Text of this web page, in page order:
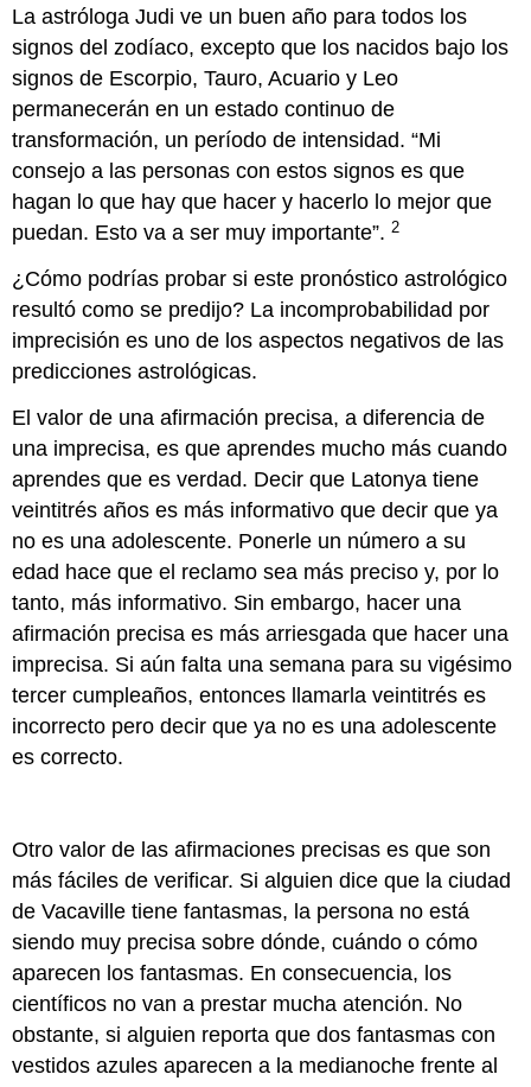
La astróloga Judi ve un buen año para todos los
signos del zodíaco, excepto que los nacidos bajo los
signos de Escorpio, Tauro, Acuario y Leo
permanecerán en un estado continuo de
transformación, un período de intensidad. “Mi
consejo a las personas con estos signos es que
hagan lo que hay que hacer y hacerlo lo mejor que
puedan. Esto va a ser muy importante”.2
¿Cómo podrías probar si este pronóstico astrológico
resultó como se predijo? La incomprobabilidad por
imprecisión es uno de los aspectos negativos de las
predicciones astrológicas.
El valor de una afirmación precisa, a diferencia de
una imprecisa, es que aprendes mucho más cuando
aprendes que es verdad. Decir que Latonya tiene
veintitrés años es más informativo que decir que ya
no es una adolescente. Ponerle un número a su
edad hace que el reclamo sea más preciso y, por lo
tanto, más informativo. Sin embargo, hacer una
afirmación precisa es más arriesgada que hacer una
imprecisa. Si aún falta una semana para su vigésimo
tercer cumpleaños, entonces llamarla veintitrés es
incorrecto pero decir que ya no es una adolescente
es correcto.
Otro valor de las afirmaciones precisas es que son
más fáciles de verificar. Si alguien dice que la ciudad
de Vacaville tiene fantasmas, la persona no está
siendo muy precisa sobre dónde, cuándo o cómo
aparecen los fantasmas. En consecuencia, los
científicos no van a prestar mucha atención. No
obstante, si alguien reporta que dos fantasmas con
vestidos azules aparecen a la medianoche frente al